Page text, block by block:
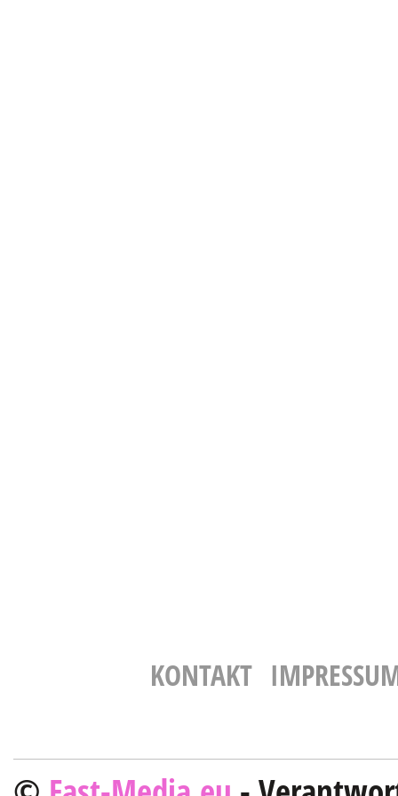
KONTAKT